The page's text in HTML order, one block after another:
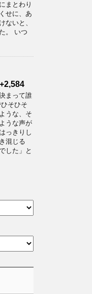
まとわり
せに、あ
ないと、
。 いつ
まって誰
そひそ
うな、そ
うな声が
っきりし
混じる
した」と